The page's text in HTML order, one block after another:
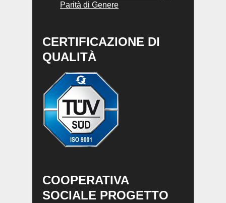
Parità di Genere
CERTIFICAZIONE DI
QUALITÀ
COOPERATIVA
SOCIALE PROGETTO